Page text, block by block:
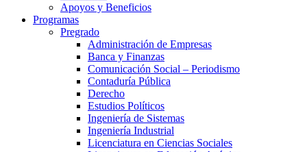
Apoyos y Beneficios
Programas
Pregrado
Administración de Empresas
Banca y Finanzas
Comunicación Social – Periodismo
Contaduría Pública
Derecho
Estudios Políticos
Ingeniería de Sistemas
Ingeniería Industrial
Licenciatura en Ciencias Sociales